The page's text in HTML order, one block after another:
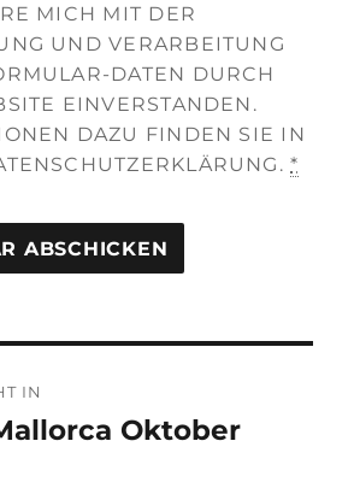
MICH MIT DER
UND VERARBEITUNG
DATEN DURCH
EINVERSTANDEN.
DAZU FINDEN SIE IN
*
IN
Oktober